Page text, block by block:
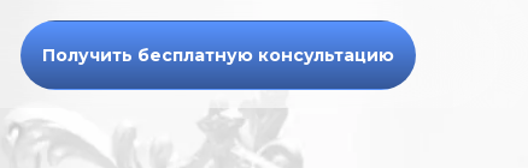
Получить бесплатную консультацию